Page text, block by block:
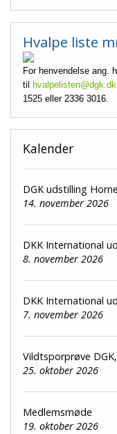
Hvalpe liste
For henvendelse ang.
til
hvalpelisten@dgk.dk
1525 eller 2336 3016.
Kalender
DGK udstilling Horne
14. november 2026
DKK International
8. november 2026
DKK International
7. november 2026
Vildtsporprøve
25. oktober 2026
Medlemsmøde
19. oktober 2026